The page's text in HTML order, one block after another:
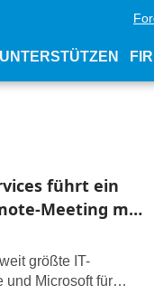
UNTERSTÜTZEN
führt ein
Meeting mit
größte IT-
und Microsoft für